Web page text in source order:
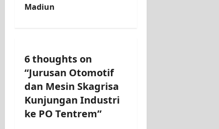
a
i
g
a
t
Madiun
6 thoughts on
“Jurusan Otomotif
dan Mesin Skagrisa
Kunjungan Industri
ke PO Tentrem”